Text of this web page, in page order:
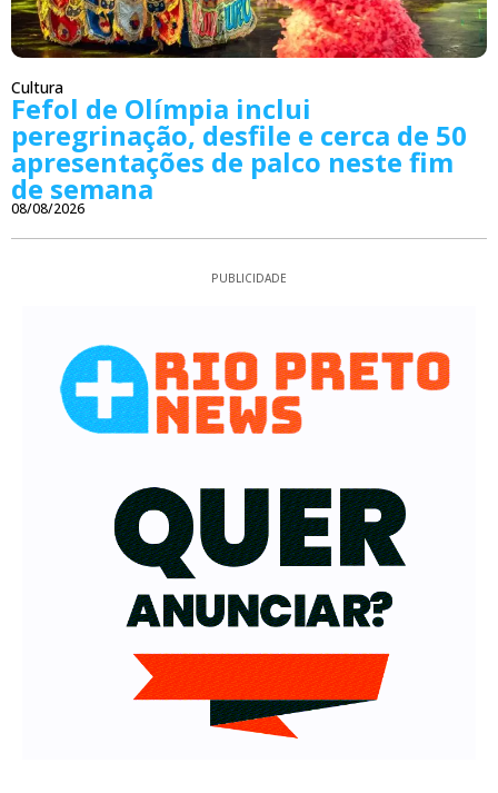
Cultura
Fefol de Olímpia inclui
peregrinação, desfile e cerca de 50
apresentações de palco neste fim
de semana
08/08/2026
PUBLICIDADE